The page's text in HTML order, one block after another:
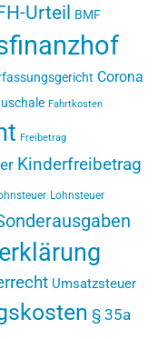
Urteil BMF
Corona
Fahrtkosten
Freibetrag
Kinderfreibetrag
Lohnsteuer
Umsatzsteuer
§ 35a